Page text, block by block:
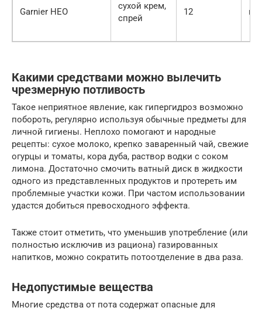
Garnier НЕО
сухой крем,
спрей
12 нет
Какими средствами можно вылечить
чрезмерную потливость
Такое неприятное явление, как гипергидроз возможно
побороть, регулярно используя обычные предметы для
личной гигиены. Неплохо помогают и народные
рецепты: сухое молоко, крепко заваренный чай, свежие
огурцы и томаты, кора дуба, раствор водки с соком
лимона. Достаточно смочить ватный диск в жидкости
одного из представленных продуктов и протереть им
проблемные участки кожи. При частом использовании
удастся добиться превосходного эффекта.
Также стоит отметить, что уменьшив употребление (или
полностью исключив из рациона) газированных
напитков, можно сократить потоотделение в два раза.
Недопустимые вещества
Многие средства от пота содержат опасные для